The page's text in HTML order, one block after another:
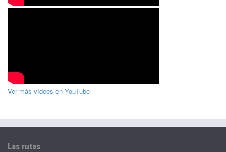
Ver más vídeos en YouTube
Las rutas